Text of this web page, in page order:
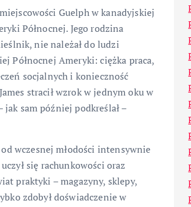
Guelph w kanadyjskiej
Północnej. Jego rodzina
nie należał do ludzi
Północnej Ameryki: ciężka praca,
socjalnych i konieczność
stracił wzrok w jednym oku w
jak sam później podkreślał –
wczesnej młodości intensywnie
się rachunkowości oraz
praktyki – magazyny, sklepy,
zdobył doświadczenie w